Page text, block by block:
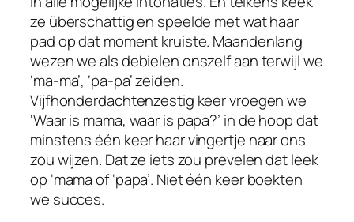
ze überschattig en speelde met wat haar
pad op dat moment kruiste. Maandenlang
wezen we als debielen onszelf aan terwijl we
‘ma-ma’, ‘pa-pa’ zeiden.
Vijfhonderdachtenzestig keer vroegen we
‘Waar is mama, waar is papa?’ in de hoop dat
minstens één keer haar vingertje naar ons
zou wijzen. Dat ze iets zou prevelen dat leek
op ‘mama of ‘papa’. Niet één keer boekten
we succes.